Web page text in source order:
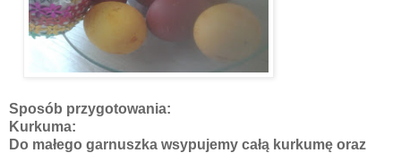
Sposób przygotowania:
Kurkuma:
Do małego garnuszka wsypujemy całą kurkumę oraz